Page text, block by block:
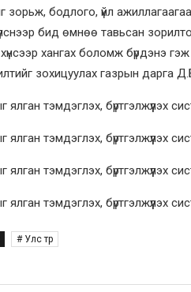
зорьж, бодлого, үйл
бид өмнөө тавьсан
хүнсээр хангах боломж бүрдэнэ
зохицуулах газрын дарга
# Улс төр